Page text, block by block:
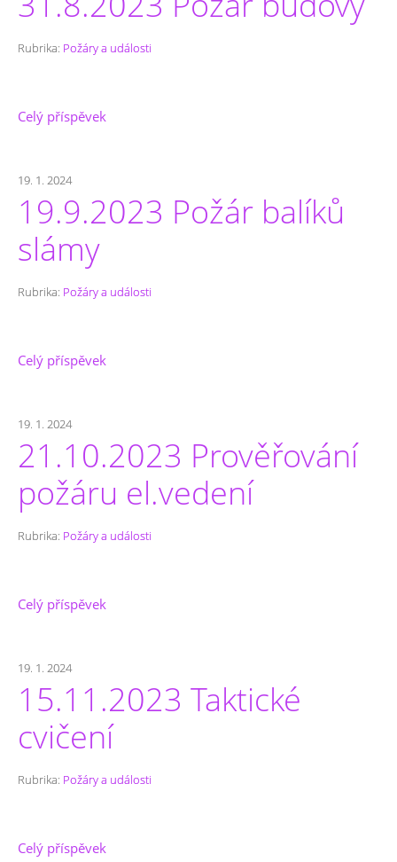
Rubrika: Požáry a události
Celý příspěvek
19. 1. 2024
19.9.2023 Požár balíků
slámy
Rubrika: Požáry a události
Celý příspěvek
19. 1. 2024
21.10.2023 Prověřování
požáru el.vedení
Rubrika: Požáry a události
Celý příspěvek
19. 1. 2024
15.11.2023 Taktické
cvičení
Rubrika: Požáry a události
Celý příspěvek